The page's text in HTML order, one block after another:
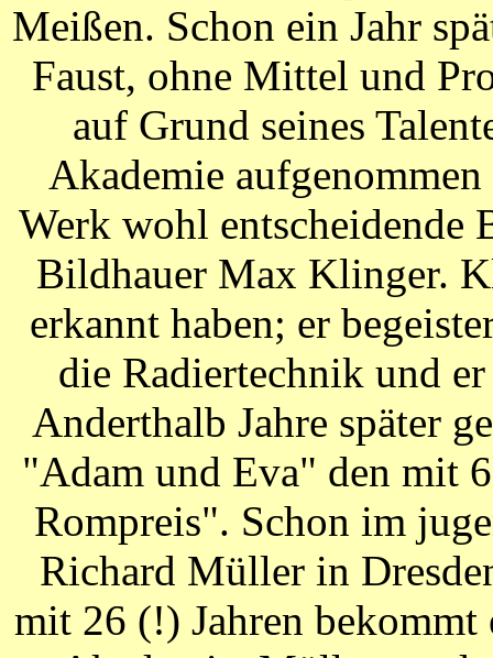
Meißen. Schon ein Jahr
Faust, ohne Mittel und
auf Grund seines
Akademie
Werk wohl entscheidende
Bildhauer Max Klinger.
erkannt haben; er
die Radiertechnik und
Anderthalb Jahre später
"Adam und Eva" den mit
Rompreis". Schon im
Richard Müller in
mit 26 (!) Jahren bekommt